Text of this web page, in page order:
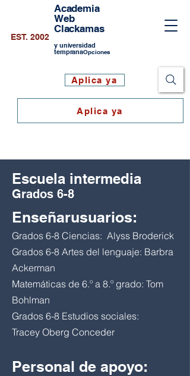
Academia
Web
Clackamas
y universidad
tempranaOpciones
EST. 2002
Aplica ya
Aplica ya
Escuela intermedia
Grados 6-8
Enseñarusuarios:
Grados 6-8 Ciencias: Alyss Broderick
Grados 6-8 Artes del lenguaje: Barbra
Ackerman
Matemáticas de 6.º a 8.º grado: Tom
Bohlman
Grados 6-8 Estudios sociales:
Tracey Oberg Conceder
Personal de apoyo: